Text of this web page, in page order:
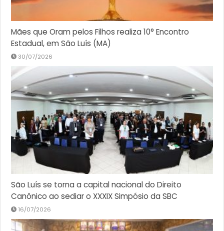
Mães que Oram pelos Filhos realiza 10° Encontro
Estadual, em São Luís (MA)
30/07/2026
São Luís se torna a capital nacional do Direito
Canônico ao sediar o XXXIX Simpósio da SBC
16/07/2026